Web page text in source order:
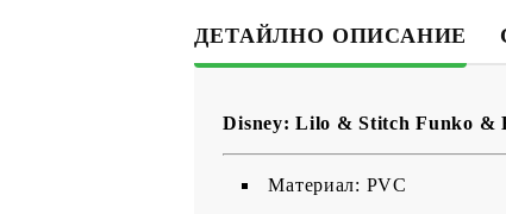
ДЕТАЙЛНО ОПИСАНИЕ
Disney: Lilo & Stitch Funko &
Материал: PVC